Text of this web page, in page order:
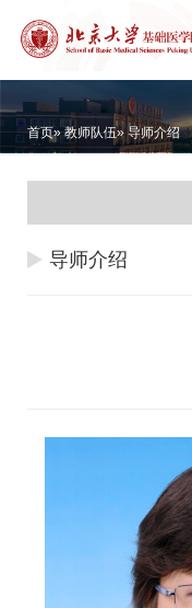
首页»教师队伍» 导师介绍
导师介绍